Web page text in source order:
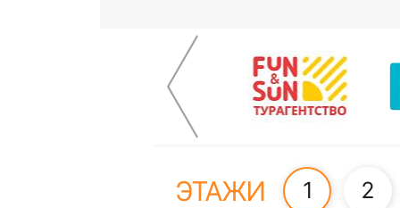
ЭТАЖИ 1 2